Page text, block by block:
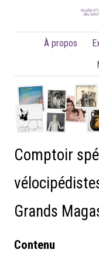
À propos
Comptoir
Grands
Contenu